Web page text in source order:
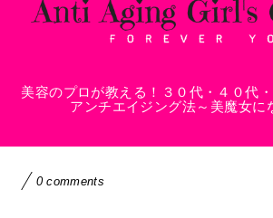
美容のプロが教える！３０代・４０代
アンチエイジング法～美魔女に
0 comments